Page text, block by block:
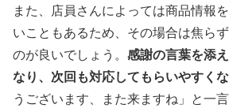
また、店員さんによっては商品情報
いこともあるため、その場合は焦ら
のが良いでしょう。 感謝の言葉を添
なり、次回も対応してもらいやすくな
うございます、また来ますね」と一